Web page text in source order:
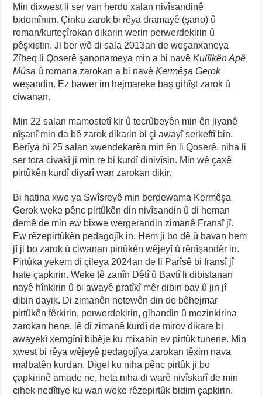
Min dixwest li ser van herdu xalan nivîsandinê
bidomînim. Çinku zarok bi rêya dramayê (şano) û
roman/kurteçîrokan dikarin werin perwerdekirin û
pêşxistin. Ji ber wê di sala 2013an de weşanxaneya
Zîbeq li Qoserê şanonameya min a bi navêKulîlkên Apê
Mûsa û romana zarokan a bi navêKermêşa Gerok
weşandin. Ez bawer im hejmareke baş gihîşt zarok û
ciwanan.
Min 22 salan mamostetî kir û tecrûbeyên min ên jiyanê
nîşanî min da bê zarok dikarin bi çi awayî serkeftî bin.
Berîya bi 25 salan xwendekarên min ên li Qoserê, niha li
ser tora civakî ji min re bi kurdî dinivîsin. Min wê çaxê
pirtûkên kurdî diyarî wan zarokan dikir.
Bi hatina xwe ya Swîsreyê min berdewama Kermêşa
Gerok weke pênc pirtûkên din nivîsandin û di heman
demê de min ew bixwe wergerandin zimanê Fransî jî.
Ew rêzepirtûkên pedagojîk in. Hem ji bo dê û bavan hem
jî ji bo zarok û ciwanan pirtûkên wêjeyî û rênîşandêr in.
Pirtûka yekem di çileya 2024an de li Parîsê bi fransî jî
hate çapkirin. Weke tê zanîn Dêtî û Bavtî li dibistanan
nayê hînkirin û bi awayê pratîkî mêr dibin bav û jin jî
dibin dayik. Di zimanên netewên din de bêhejmar
pirtûkên fêrkirin, perwerdekirin, gihandin û mezinkirina
zarokan hene, lê di zimanê kurdî de mirov dikare bi
awayekî xemgînî bibêje ku mixabin ev pirtûk tunene. Min
xwest bi rêya wêjeyê pedagojîya zarokan têxim nava
malbatên kurdan. Digel ku niha pênc pirtûk ji bo
çapkirinê amade ne, heta niha di warê nivîskarî de min
cihek nedîtiye ku wan weke rêzepirtûk bidim çapkirin.